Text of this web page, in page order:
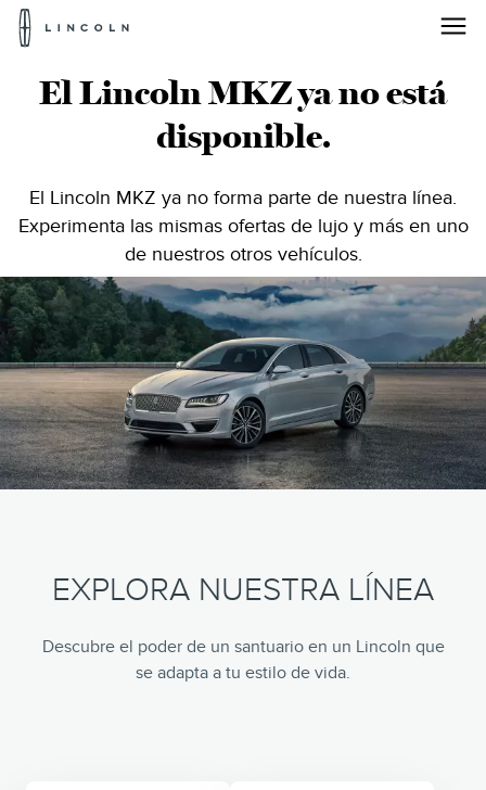
Lincoln®
MKZ
Sedán
de
lujo
de
tamaño
mediano
El Lincoln MKZ ya no está
disponible.
El Lincoln MKZ ya no forma parte de nuestra línea.
Experimenta las mismas ofertas de lujo y más en uno
de nuestros otros vehículos.
EXPLORA NUESTRA LÍNEA
Descubre el poder de un santuario en un Lincoln que
se adapta a tu estilo de vida.